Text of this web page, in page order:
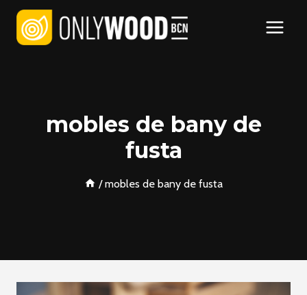
Vés
contingut
mobles de bany de
fusta
/ mobles de bany de fusta